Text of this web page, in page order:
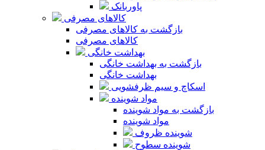
پاوربانک
کالاهای مصرفی
بازگشت به کالاهای مصرفی
کالاهای مصرفی
بهداشت خانگی
بازگشت به بهداشت خانگی
بهداشت خانگی
اسکاچ و سیم ظرفشویی
مواد شوینده
بازگشت به مواد شوینده
مواد شوینده
شوینده ظروف
شوینده سطوح